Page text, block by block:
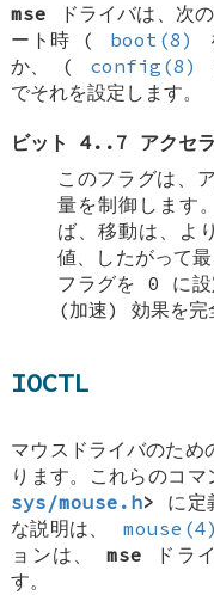
mse ドライバは、次
ート時 (
boot(8)
か、 (
config(8)
でそれを設定します。
ビット 4..7 アクセ
このフラグは、
量を制御します
ば、移動は、よ
値、したがって
フラグを 0 に設
(加速) 効果を完
IOCTL
マウスドライバのため
ります。これらのコ
sys/mouse.h> に定
な説明は、
mouse(4)
ョンは、mse ドラ
す。